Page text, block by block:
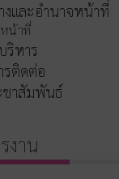
งและอำนาจหน้าที่
น้าที่
ริหาร
รติดต่อ
ชาสัมพันธ์
งาน